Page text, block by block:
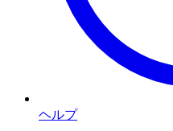
ヘルプ